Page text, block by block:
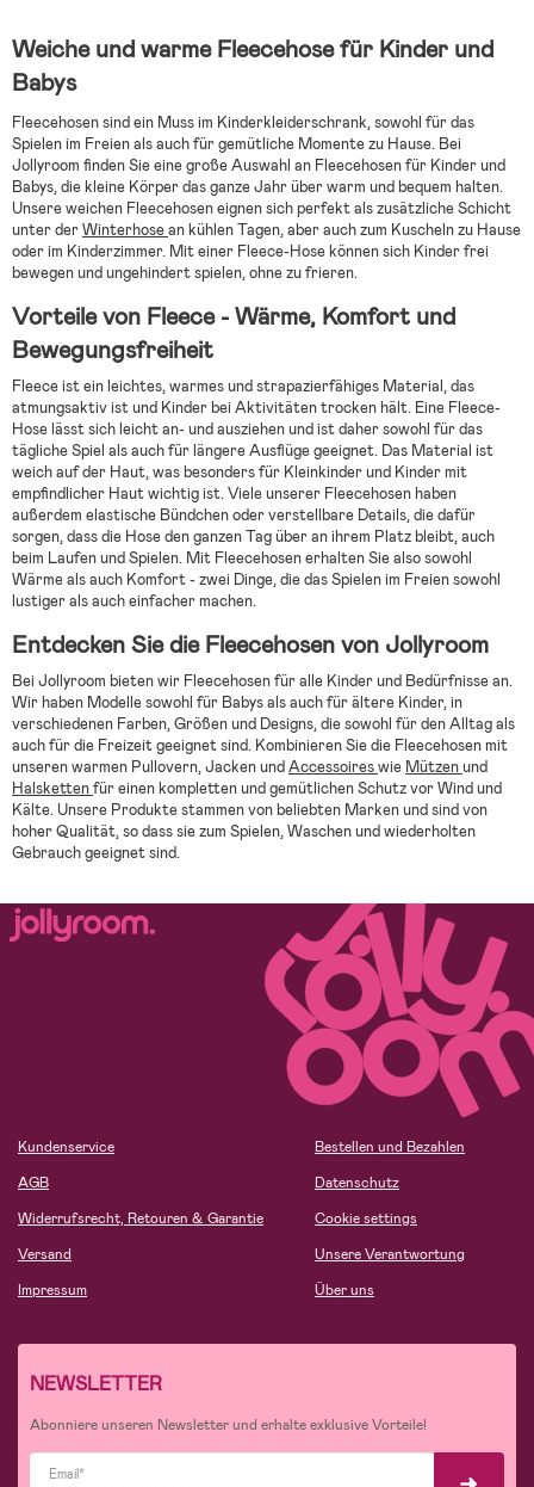
Weiche und warme Fleecehose für Kinder und
Babys
Fleecehosen sind ein Muss im Kinderkleiderschrank, sowohl für das
Spielen im Freien als auch für gemütliche Momente zu Hause. Bei
Jollyroom finden Sie eine große Auswahl an Fleecehosen für Kinder und
Babys, die kleine Körper das ganze Jahr über warm und bequem halten.
Unsere weichen Fleecehosen eignen sich perfekt als zusätzliche Schicht
unter derWinterhosean kühlen Tagen, aber auch zum Kuscheln zu Hause
oder im Kinderzimmer. Mit einer Fleece-Hose können sich Kinder frei
bewegen und ungehindert spielen, ohne zu frieren.
Vorteile von Fleece - Wärme, Komfort und
Bewegungsfreiheit
Fleece ist ein leichtes, warmes und strapazierfähiges Material, das
atmungsaktiv ist und Kinder bei Aktivitäten trocken hält. Eine Fleece-
Hose lässt sich leicht an- und ausziehen und ist daher sowohl für das
tägliche Spiel als auch für längere Ausflüge geeignet. Das Material ist
weich auf der Haut, was besonders für Kleinkinder und Kinder mit
empfindlicher Haut wichtig ist. Viele unserer Fleecehosen haben
außerdem elastische Bündchen oder verstellbare Details, die dafür
sorgen, dass die Hose den ganzen Tag über an ihrem Platz bleibt, auch
beim Laufen und Spielen. Mit Fleecehosen erhalten Sie also sowohl
Wärme als auch Komfort - zwei Dinge, die das Spielen im Freien sowohl
lustiger als auch einfacher machen.
Entdecken Sie die Fleecehosen von Jollyroom
Bei Jollyroom bieten wir Fleecehosen für alle Kinder und Bedürfnisse an.
Wir haben Modelle sowohl für Babys als auch für ältere Kinder, in
verschiedenen Farben, Größen und Designs, die sowohl für den Alltag als
auch für die Freizeit geeignet sind. Kombinieren Sie die Fleecehosen mit
unseren warmen Pullovern, Jacken undAccessoireswie Mützenund
Halskettenfür einen kompletten und gemütlichen Schutz vor Wind und
Kälte. Unsere Produkte stammen von beliebten Marken und sind von
hoher Qualität, so dass sie zum Spielen, Waschen und wiederholten
Gebrauch geeignet sind.
Kundenservice
AGB
Widerrufsrecht, Retouren & Garantie
Versand
Impressum
Bestellen und Bezahlen
Datenschutz
Cookie settings
Unsere Verantwortung
Über uns
NEWSLETTER
Abonniere unseren Newsletter und erhalte exklusive Vorteile!
Email*